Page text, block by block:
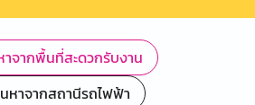
จากพื้นที่สะดวกรับงาน
หาจากสถานีรถไฟฟ้า